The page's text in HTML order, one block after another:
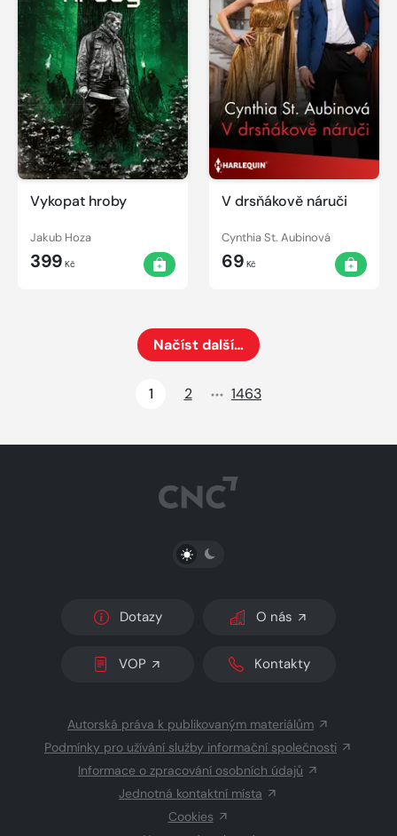
Vykopat hroby
Jakub Hoza
399 Kč
V drsňákově náruči
Cynthia St. Aubinová
69 Kč
Načíst další…
1
2 1463
PŘEPNOUT SVĚTLÝ/TMAVÝ REŽIM
Dotazy O nás
VOP Kontakty
Autorská práva k publikovaným materiálům
Podmínky pro užívání služby informační společnosti
Informace o zpracování osobních údajů
Jednotná kontaktní místa
Cookies